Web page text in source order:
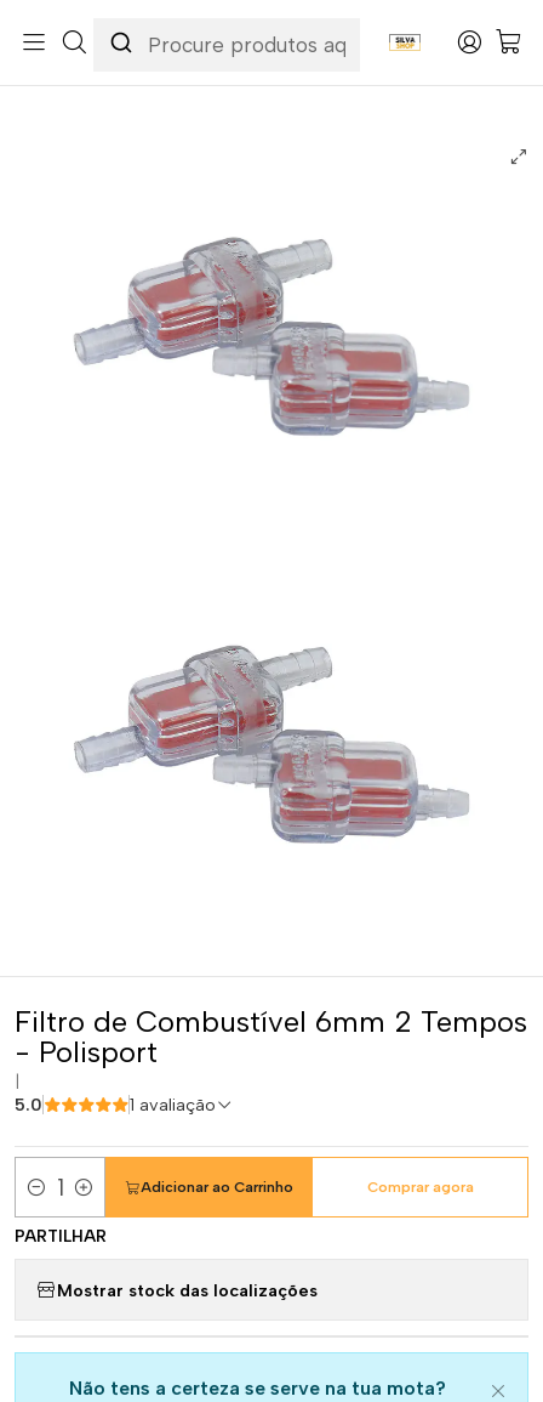
Manutenção & Consumíveis
Filtros
Filtros de Combustível
Filtro de Combustível 6mm 2 Tempos - Polisport
Filtro de Combustível 6mm 2 Tempos
- Polisport
5.0 1 avaliação
Quantidade
Adicionar ao Carrinho Comprar agora
PARTILHAR
Mostrar stock das localizações
Não tens a certeza se serve na tua mota?